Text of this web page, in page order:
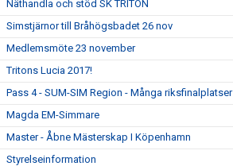
Näthandla och stöd SK TRITON
Simstjärnor till Bråhögsbadet 26 nov
Medlemsmöte 23 november
Tritons Lucia 2017!
Pass 4 - SUM-SIM Region - Många riksfinalplatser
Magda EM-Simmare
Master - Åbne Mästerskap I Köpenhamn
Styrelseinformation